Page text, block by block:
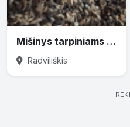
Mišinys tarpiniams pasėliams
Radviliškis